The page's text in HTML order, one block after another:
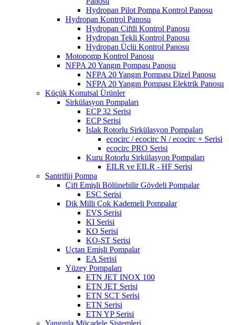
Hydropan Pilot Pompa Kontrol Panosu
Hydropan Kontrol Panosu
Hydropan Çiftli Kontrol Panosu
Hydropan Tekli Kontrol Panosu
Hydropan Üçlü Kontrol Panosu
Motopomp Kontrol Panosu
NFPA 20 Yangın Pompası Panosu
NFPA 20 Yangın Pompası Dizel Panosu
NFPA 20 Yangın Pompası Elektrik Panosu
Küçük Konutsal Ürünler
Sirkülasyon Pompaları
ECP 32 Serisi
ECP Serisi
Islak Rotorlu Sirkülasyon Pompaları
ecocirc / ecocirc N / ecocirc + Serisi
ecocirc PRO Serisi
Kuru Rotorlu Sirkülasyon Pompaları
EILR ve EILR - HF Serisi
Santrifüj Pompa
Çift Emişli Bölünebilir Gövdeli Pompalar
ESC Serisi
Dik Milli Çok Kademeli Pompalar
EVS Serisi
KI Serisi
KO Serisi
KO-ST Serisi
Uçtan Emişli Pompalar
EA Serisi
Yüzey Pompaları
ETN JET INOX 100
ETN JET Serisi
ETN SCT Serisi
ETN Serisi
ETN YP Serisi